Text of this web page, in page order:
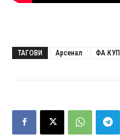
ТАГОВИ Арсенал ФА КУП